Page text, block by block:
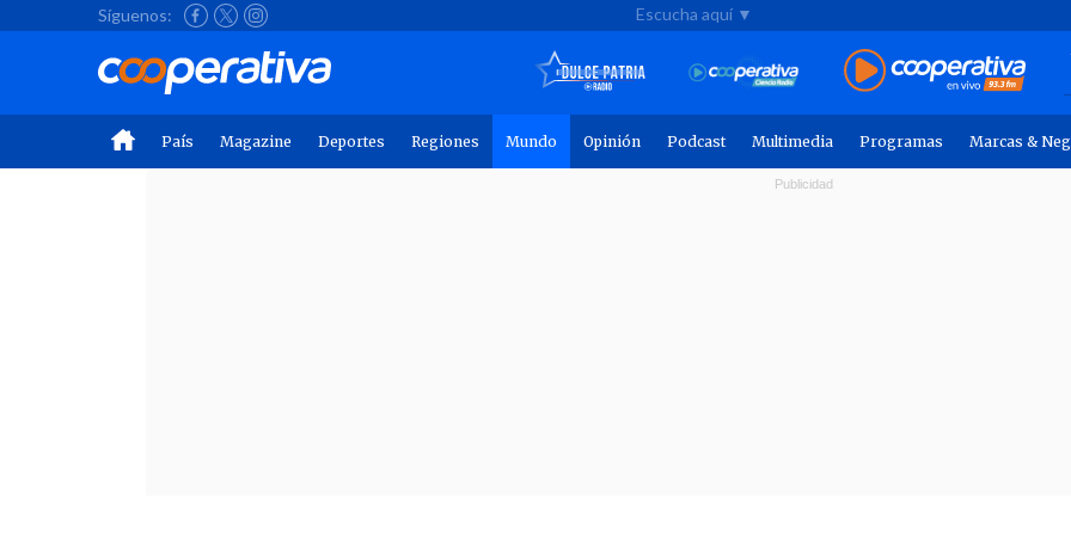
Síguenos: Escucha aquí ▼
País Magazine Deportes Regiones Mundo Opinión Podcast Multimedia Programas Marcas &